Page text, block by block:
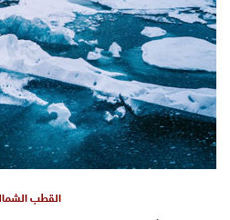
القطب الشمالي